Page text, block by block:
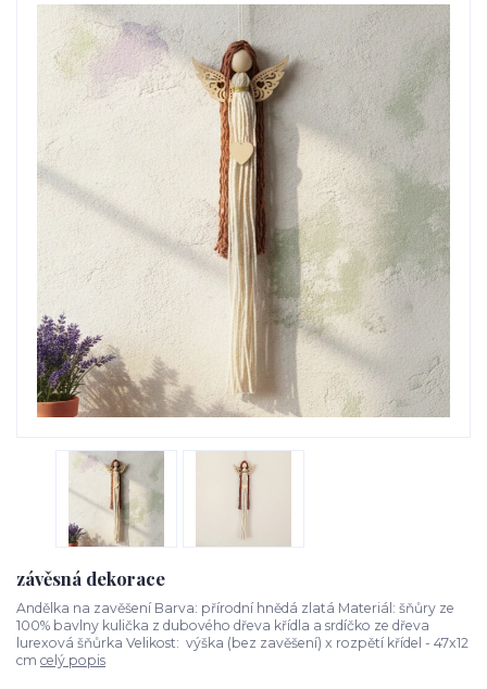
závěsná dekorace
Andělka na zavěšení Barva: přírodní hnědá zlatá Materiál: šňůry ze
100% bavlny kulička z dubového dřeva křídla a srdíčko ze dřeva
lurexová šňůrka Velikost: výška (bez zavěšení) x rozpětí křídel - 47x12
cm celý popis